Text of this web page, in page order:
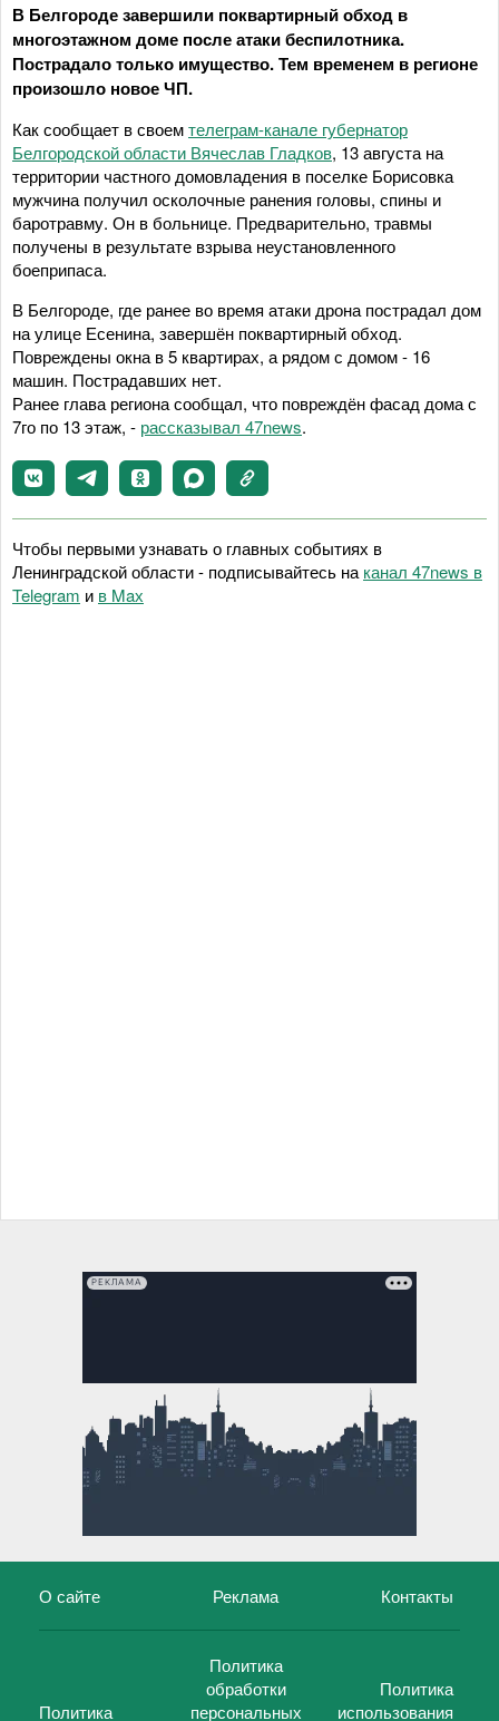
В Белгороде завершили поквартирный обход в
многоэтажном доме после атаки беспилотника.
Пострадало только имущество. Тем временем в регионе
произошло новое ЧП.
Как сообщает в своемтелеграм-канале губернатор
Белгородской области Вячеслав Гладков, 13 августа на
территории частного домовладения в поселке Борисовка
мужчина получил осколочные ранения головы, спины и
баротравму. Он в больнице. Предварительно, травмы
получены в результате взрыва неустановленного
боеприпаса.
В Белгороде, где ранее во время атаки дрона пострадал дом
на улице Есенина, завершён поквартирный обход.
Повреждены окна в 5 квартирах, а рядом с домом - 16
машин. Пострадавших нет.
Ранее глава региона сообщал, что повреждён фасад дома с
7го по 13 этаж, - рассказывал 47news.
Чтобы первыми узнавать о главных событиях в
Ленинградской области - подписывайтесь на канал 47news в
Telegram и в Maх
РЕКЛАМА
О сайте Реклама Контакты
Политика
Политика
обработки
персональных
Политика
использования